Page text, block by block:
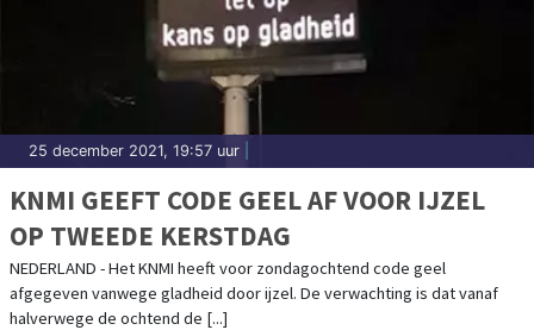
25 december 2021, 19:57 uur
KNMI GEEFT CODE GEEL AF VOOR IJZEL
OP TWEEDE KERSTDAG
NEDERLAND - Het KNMI heeft voor zondagochtend code geel
afgegeven vanwege gladheid door ijzel. De verwachting is dat vanaf
halverwege de ochtend de [...]